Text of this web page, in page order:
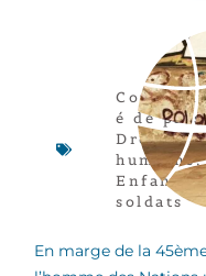
é de
Droits
humains,
Enfants-
soldats
En marge de la